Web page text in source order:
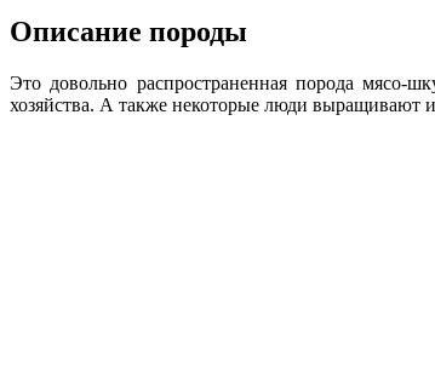
Описание породы
Это довольно распространенная порода мясо-
хозяйства. А также некоторые люди выращивают